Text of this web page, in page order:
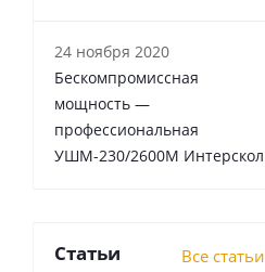
24 ноября 2020
Бескомпромиссная
мощность —
профессиональная
УШМ-230/2600М Интерскол
Статьи Все статьи